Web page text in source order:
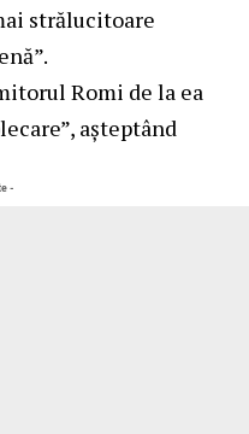
strălucitoare
Romi de la ea
aşteptând
-